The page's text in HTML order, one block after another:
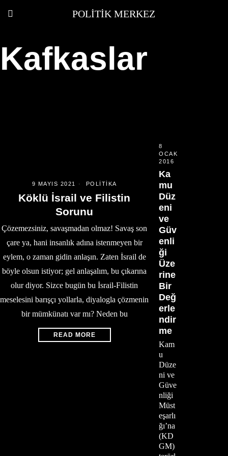
POLITIK MERKEZ
Kafkaslar
9 MAYIS 2021 POLITIKA
Köklü İsrail ve Filistin
Sorunu
Çözemezsiniz, savaşmadan olmaz! Savaş son
çare ya, hani insanlık adına istenmeyen bir
eylem, o zaman gidin anlaşın. Zaten İsrail de
böyle olsun istiyor; gel anlaşalım, bu çıkarına
olur diyor. Sizce bugün bu İsrail-Filistin
meselesini barışçı yollarla, diyalogla çözmenin
bir mümkünatı var mı? Neden bu
READ MORE
8
OCAK
2016
Ka
mu
Düz
eni
ve
Güv
enli
ği
Üze
rine
Bir
Değ
erle
ndir
me
Kam
u
Düze
ni ve
Güve
nliği
Müst
eşarlı
ğı’na
(KD
GM)